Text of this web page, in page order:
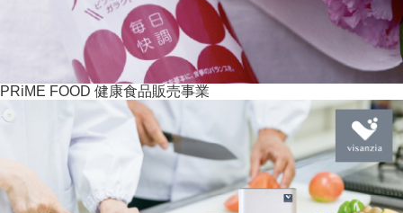
PRiME FOOD 健康食品販売事業